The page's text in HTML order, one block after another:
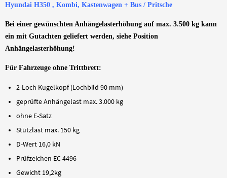
Hyundai H350 , Kombi, Kastenwagen + Bus / Pritsche
Bei einer gewünschten Anhängelasterhöhung auf max. 3.500 kg kann
ein mit Gutachten geliefert werden, siehe Position
Anhängelasterhöhung!
Für Fahrzeuge ohne Trittbrett:
2-Loch Kugelkopf (Lochbild 90 mm)
geprüfte Anhängelast max. 3.000 kg
ohne E-Satz
Stützlast max. 150 kg
D-Wert 16,0 kN
Prüfzeichen EC 4496
Gewicht 19,2kg